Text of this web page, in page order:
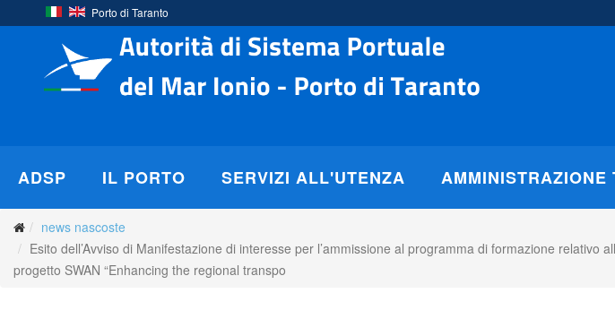
Porto di Taranto
ADSP IL PORTO SERVIZI ALL'UTENZA AMMINISTRAZIONE
news nascoste
Esito dell’Avviso di Manifestazione di interesse per l’ammissione al programma di formazione
progetto SWAN “Enhancing the regional transpo